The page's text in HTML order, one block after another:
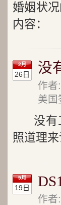
婚姻状
内容：
2月
26日 没
作者
美国
没有
照道理
9月
19日
作者